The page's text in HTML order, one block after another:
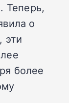
Теперь,
о
эти
более